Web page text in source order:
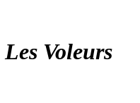
Les Voleurs